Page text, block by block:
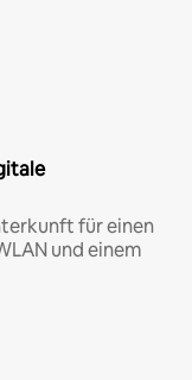
für einen
und einem